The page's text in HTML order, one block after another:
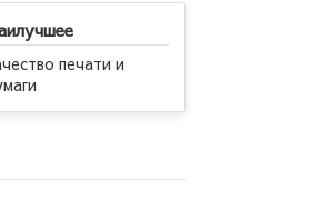
печати и